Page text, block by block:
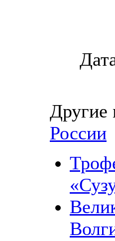
Другие
России